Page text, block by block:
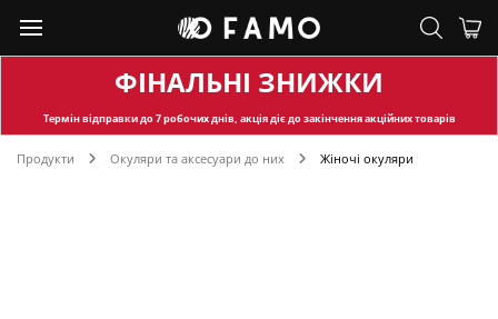
ФІНАЛЬНІ ЗНИЖКИ
Термін відправкидо 7 робочих днів, акція діє до закінчення акційних товарів
Продукти Окуляри та аксесуари до них Жіночі окуляри